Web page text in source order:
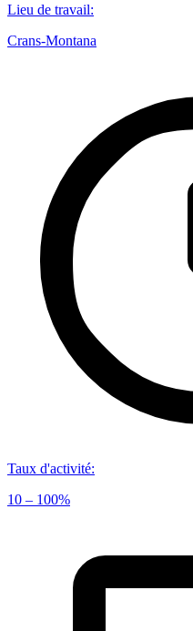
Lieu de travail:
Crans-Montana
Taux d'activité:
10 – 100%